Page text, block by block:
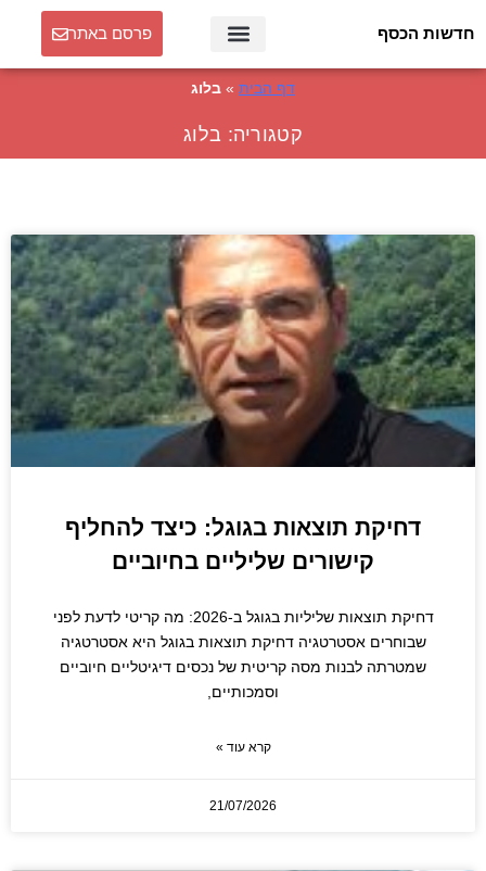
חדשות הכסף פרסם באתר
דף הבית » בלוג
קטגוריה: בלוג
דחיקת תוצאות בגוגל: כיצד להחליף
קישורים שליליים בחיוביים
דחיקת תוצאות שליליות בגוגל ב-2026: מה קריטי לדעת לפני
שבוחרים אסטרטגיה דחיקת תוצאות בגוגל היא אסטרטגיה
שמטרתה לבנות מסה קריטית של נכסים דיגיטליים חיוביים
וסמכותיים,
קרא עוד »
21/07/2026